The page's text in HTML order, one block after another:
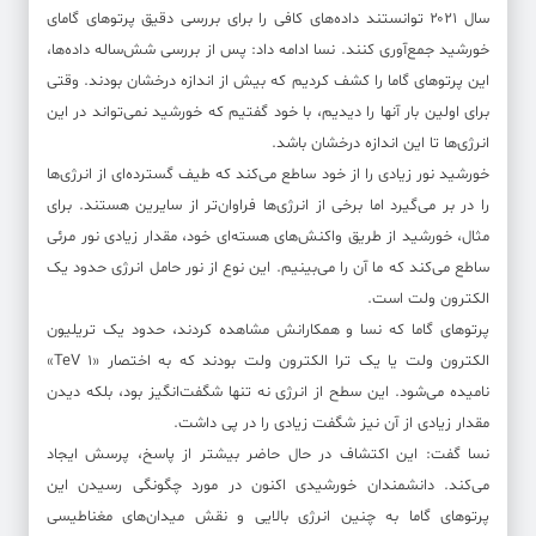
سال ۲۰۲۱ توانستند داده‌های کافی را برای بررسی دقیق پرتوهای گامای
خورشید جمع‌آوری کنند. نسا ادامه داد: پس از بررسی شش‌ساله داده‌ها،
این پرتوهای گاما را کشف کردیم که بیش از اندازه درخشان بودند. وقتی
برای اولین بار آنها را دیدیم، با خود گفتیم که خورشید نمی‌تواند در این
انرژی‌ها تا این اندازه درخشان باشد.
خورشید نور زیادی را از خود ساطع می‌کند که طیف گسترده‌ای از انرژی‌ها
را در بر می‌گیرد اما برخی از انرژی‌ها فراوان‌تر از سایرین هستند. برای
مثال، خورشید از طریق واکنش‌های هسته‌ای خود، مقدار زیادی نور مرئی
ساطع می‌کند که ما آن را می‌بینیم. این نوع از نور حامل انرژی حدود یک
الکترون ولت است.
پرتوهای گاما که نسا و همکارانش مشاهده کردند، حدود یک تریلیون
الکترون ولت یا یک ترا الکترون ولت بودند که به اختصار «۱ TeV»
نامیده می‌شود. این سطح از انرژی نه تنها شگفت‌انگیز بود، بلکه دیدن
مقدار زیادی از آن نیز شگفت زیادی را در پی داشت.
نسا گفت: این اکتشاف در حال حاضر بیشتر از پاسخ، پرسش ایجاد
می‌کند. دانشمندان خورشیدی اکنون در مورد چگونگی رسیدن این
پرتوهای گاما به چنین انرژی بالایی و نقش میدان‌های مغناطیسی